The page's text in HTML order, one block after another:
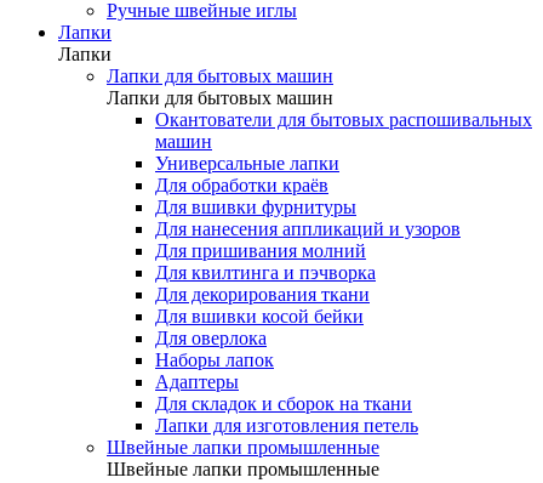
Ручные швейные иглы
Лапки
Лапки
Лапки для бытовых машин
Лапки для бытовых машин
Окантователи для бытовых распошивальных
машин
Универсальные лапки
Для обработки краёв
Для вшивки фурнитуры
Для нанесения аппликаций и узоров
Для пришивания молний
Для квилтинга и пэчворка
Для декорирования ткани
Для вшивки косой бейки
Для оверлока
Наборы лапок
Адаптеры
Для складок и сборок на ткани
Лапки для изготовления петель
Швейные лапки промышленные
Швейные лапки промышленные